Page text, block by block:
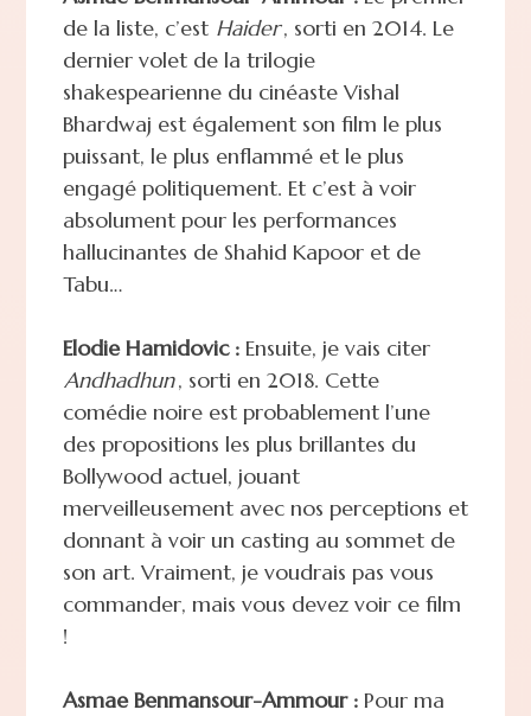
de la liste, c’est Haider, sorti en 2014. Le
dernier volet de la trilogie
shakespearienne du cinéaste Vishal
Bhardwaj est également son film le plus
puissant, le plus enflammé et le plus
engagé politiquement. Et c’est à voir
absolument pour les performances
hallucinantes de Shahid Kapoor et de
Tabu…
Elodie Hamidovic :Ensuite, je vais citer
Andhadhun, sorti en 2018. Cette
comédie noire est probablement l’une
des propositions les plus brillantes du
Bollywood actuel, jouant
merveilleusement avec nos perceptions et
donnant à voir un casting au sommet de
son art. Vraiment, je voudrais pas vous
commander, mais vous devez voir ce film
!
Asmae Benmansour-Ammour :Pour ma